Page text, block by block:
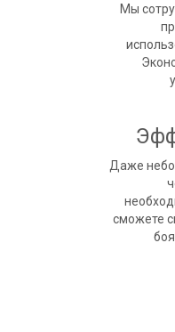
Мы
Даже
сможете